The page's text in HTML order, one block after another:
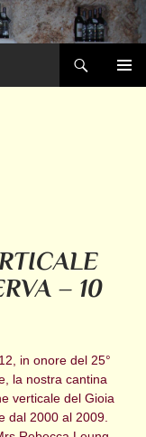
– 10
in onore del 25°
la nostra cantina
verticale del Gioia
dal 2000 al 2009.